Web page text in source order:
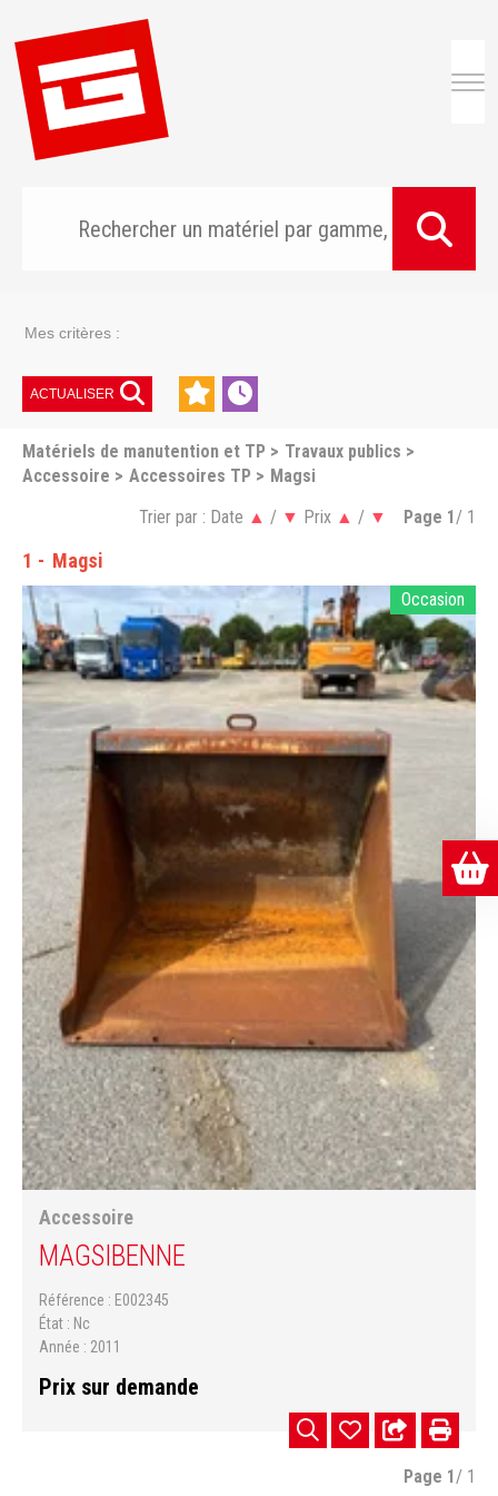
Mes critères :
ACTUALISER
Matériels de manutention et TP
Travaux publics
Accessoire
Accessoires TP Magsi
1 Magsi
Trier par : Date ▲ / ▼ Prix ▲ / ▼ Page 1/ 1
Occasion
Accessoire
MAGSI BENNE
Référence
E002345
État
Nc
Année
2011
Prix sur demande
Page 1 / 1